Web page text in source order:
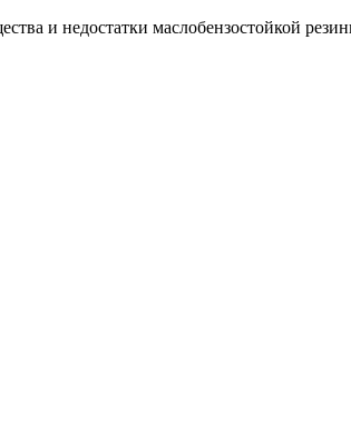
и недостатки маслобензостойкой